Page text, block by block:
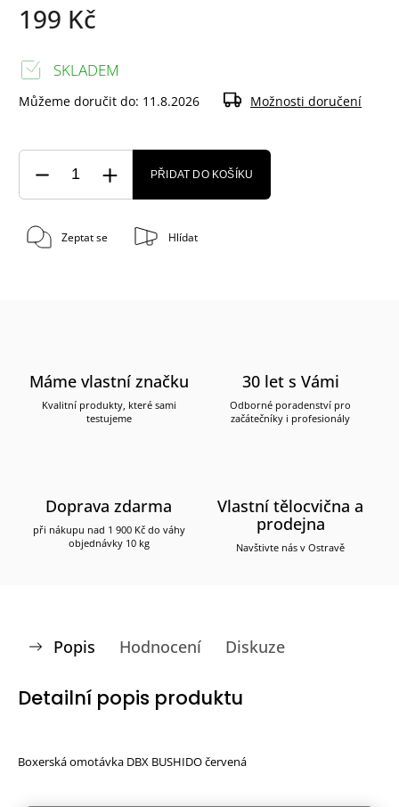
199 Kč
SKLADEM
Můžeme doručit do: 11.8.2026 Možnosti doručení
PŘIDAT DO KOŠÍKU
Zeptat se Hlídat
Máme vlastní značku
Kvalitní produkty, které sami
testujeme
30 let s Vámi
Odborné poradenství pro
začátečníky i profesionály
Doprava zdarma
při nákupu nad 1 900 Kč do váhy
objednávky 10 kg
Vlastní tělocvična a
prodejna
Navštivte nás v Ostravě
Popis Hodnocení Diskuze
Detailní popis produktu
Boxerská omotávka DBX BUSHIDO červená